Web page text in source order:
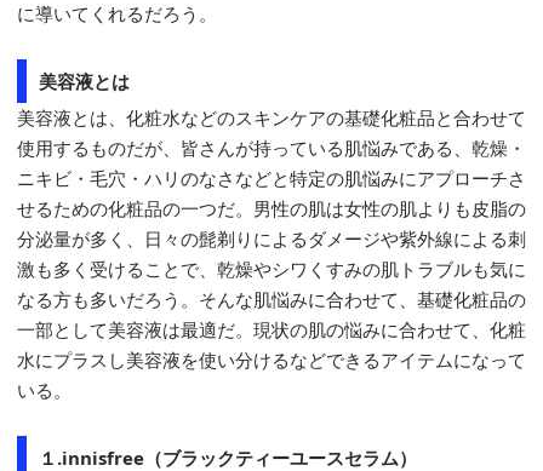
に導いてくれるだろう。
美容液とは
美容液とは、化粧水などのスキンケアの基礎化粧品と合わせて
使用するものだが、皆さんが持っている肌悩みである、乾燥・
ニキビ・毛穴・ハリのなさなどと特定の肌悩みにアプローチさ
せるための化粧品の一つだ。男性の肌は女性の肌よりも皮脂の
分泌量が多く、日々の髭剃りによるダメージや紫外線による刺
激も多く受けることで、乾燥やシワくすみの肌トラブルも気に
なる方も多いだろう。そんな肌悩みに合わせて、基礎化粧品の
一部として美容液は最適だ。現状の肌の悩みに合わせて、化粧
水にプラスし美容液を使い分けるなどできるアイテムになって
いる。
１.innisfree（ブラックティーユースセラム）